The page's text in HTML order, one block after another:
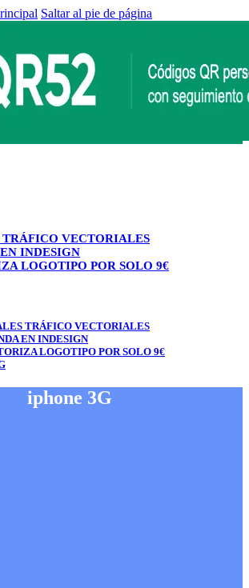
Saltar al pie de página
TRÁFICO VECTORIALES
INDESIGN
LOGOTIPO POR SOLO 9€
TRÁFICO VECTORIALES
EN INDESIGN
LOGOTIPO POR SOLO 9€
iphone 3G